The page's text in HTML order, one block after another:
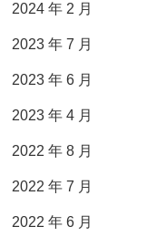
2024 年 2 月
2023 年 7 月
2023 年 6 月
2023 年 4 月
2022 年 8 月
2022 年 7 月
2022 年 6 月